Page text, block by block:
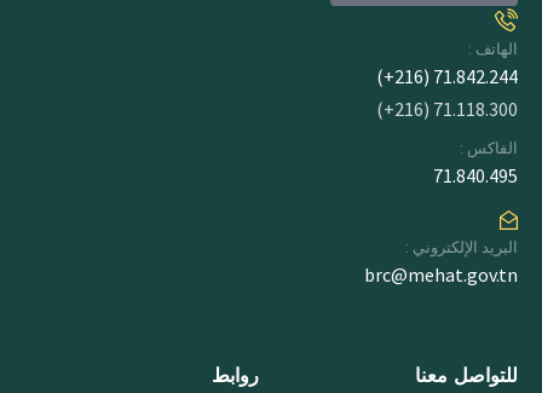
الهاتف :
71.842.244 (216+)
71.118.300 (216+)
الفاكس :
71.840.495
البريد الإلكتروني :
brc@mehat.gov.tn
للتواصل معنا روابط